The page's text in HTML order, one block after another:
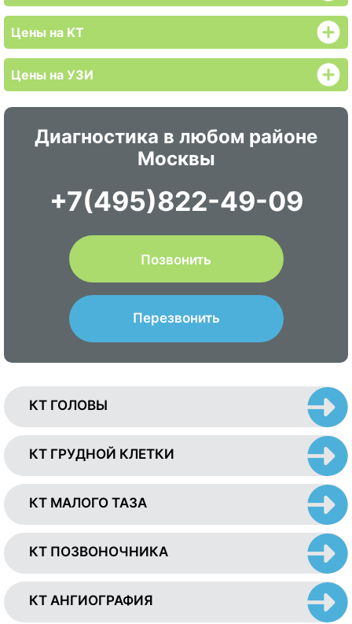
Цены на KT
Цены на УЗИ
Диагностика в любом районе
Москвы
+7(495)822-49-09
Позвонить
Перезвонить
КТ ГОЛОВЫ
КТ ГРУДНОЙ КЛЕТКИ
КТ МАЛОГО ТАЗА
КТ ПОЗВОНОЧНИКА
КТ АНГИОГРАФИЯ